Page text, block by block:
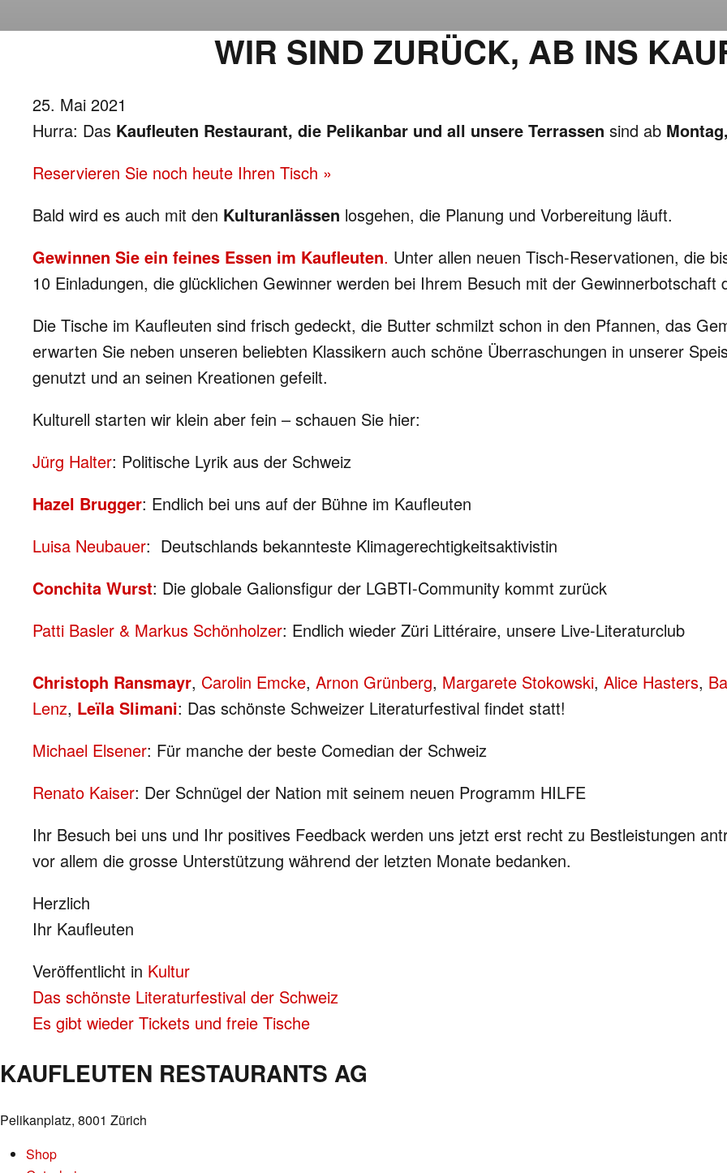
WIR SIND ZURÜCK, AB INS
25. Mai 2021
Hurra: Das Kaufleuten Restaurant, die Pelikanbar und all unsere Terrassen sind ab
Reservieren Sie noch heute Ihren Tisch »
Bald wird es auch mit den Kulturanlässen losgehen, die Planung und Vorbereitung läuft.
Gewinnen Sie ein feines Essen im Kaufleuten. Unter allen neuen Tisch-Reservationen, die
10 Einladungen, die glücklichen Gewinner werden bei Ihrem Besuch mit der
Die Tische im Kaufleuten sind frisch gedeckt, die Butter schmilzt schon in den Pfannen, das
erwarten Sie neben unseren beliebten Klassikern auch schöne Überraschungen in unserer
genutzt und an seinen Kreationen gefeilt.
Kulturell starten wir klein aber fein – schauen Sie hier:
Jürg Halter: Politische Lyrik aus der Schweiz
Hazel Brugger: Endlich bei uns auf der Bühne im Kaufleuten
Luisa Neubauer: Deutschlands bekannteste Klimagerechtigkeitsaktivistin
Conchita Wurst: Die globale Galionsfigur der LGBTI-Community kommt zurück
Patti Basler & Markus Schönholzer: Endlich wieder Züri Littéraire, unsere Live-Literaturclub
Christoph Ransmayr, Carolin Emcke, Arnon Grünberg, Margarete Stokowski, Alice Hasters,
Lenz, Leïla Slimani: Das schönste Schweizer Literaturfestival findet statt!
Michael Elsener: Für manche der beste Comedian der Schweiz
Renato Kaiser: Der Schnügel der Nation mit seinem neuen Programm HILFE
Ihr Besuch bei uns und Ihr positives Feedback werden uns jetzt erst recht zu Bestleistungen
vor allem die grosse Unterstützung während der letzten Monate bedanken.
Herzlich
Ihr Kaufleuten
Veröffentlicht in Kultur
BEITRAGS-
NAVIGATION
Das schönste Literaturfestival der Schweiz
Es gibt wieder Tickets und freie Tische
KAUFLEUTEN RESTAURANTS AG
Pelikanplatz, 8001 Zürich
Shop